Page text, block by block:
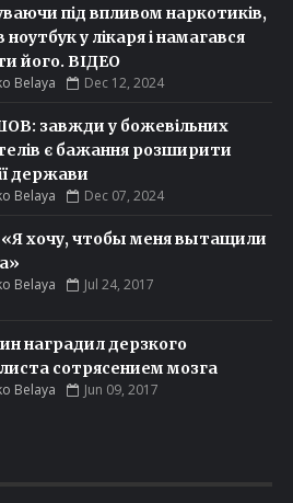
під впливом наркотиків,
ноутбук у лікаря і намагався
його. ВІДЕО
Belaya Dec 12, 2024
завжди у божевільних
є бажання розширити
держави
Belaya Dec 07, 2024
«Я хочу, чтобы меня вытащили
Belaya Jul 24, 2017
наградил дерзкого
сотрясением мозга
Belaya Jun 09, 2017